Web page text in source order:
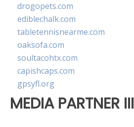
drogopets.com
ediblechalk.com
tabletennisnearme.com
oaksofa.com
soultacohtx.com
capishcaps.com
gpsyfl.org
MEDIA PARTNER III